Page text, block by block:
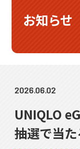
生徒さま・
よくあるご質
お知らせ
2026.06.02
UNIQLO
抽選で当